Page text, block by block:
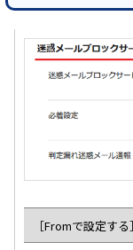
［Fromで設定す